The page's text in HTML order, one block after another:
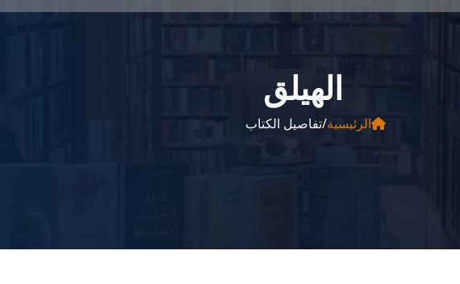
الهيلق
الرئيسية/تفاصيل الكتاب